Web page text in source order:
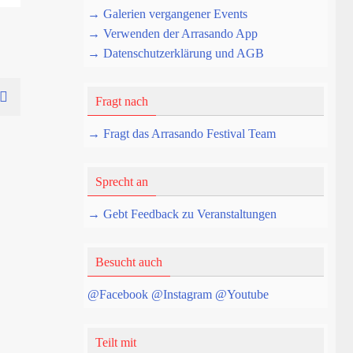
→ Galerien vergangener Events
→ Verwenden der Arrasando App
→ Datenschutzerklärung und AGB
Fragt nach
→ Fragt das Arrasando Festival Team
Sprecht an
→ Gebt Feedback zu Veranstaltungen
Besucht auch
@Facebook @Instagram @Youtube
Teilt mit